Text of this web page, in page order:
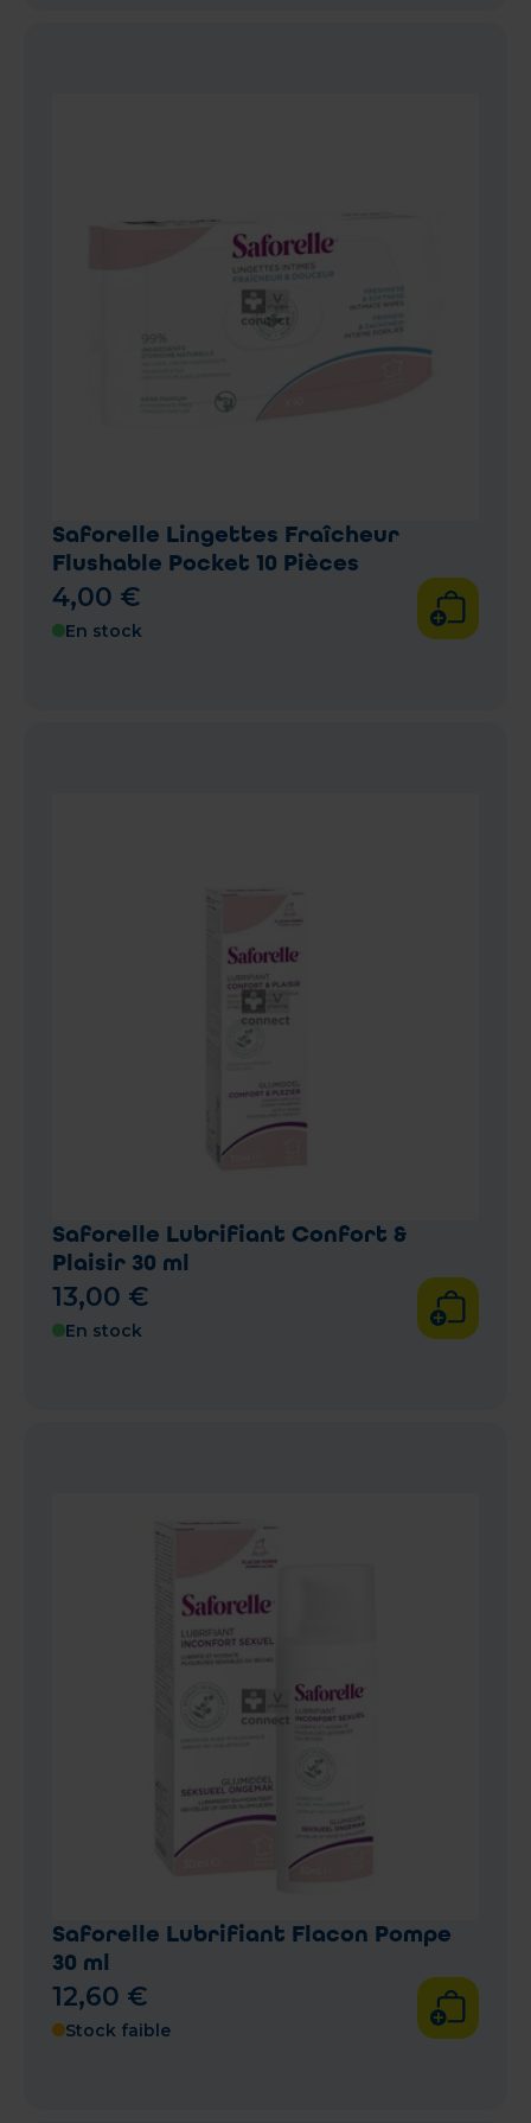
Saforelle Lingettes Fraîcheur
Flushable Pocket 10 Pièces
4,00 €
En stock
Saforelle Lubrifiant Confort &
Plaisir 30 ml
13,00 €
En stock
Saforelle Lubrifiant Flacon Pompe
30 ml
12,60 €
Stock faible